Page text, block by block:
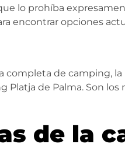
lo prohíba
encontrar opciones
de camping,
Platja de Palma. Son
de la